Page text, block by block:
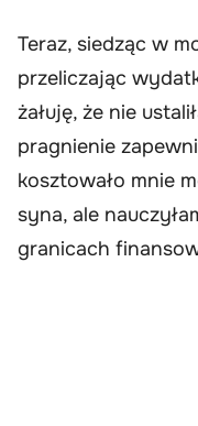
Teraz, siedząc w
przeliczając
żałuję, że nie
pragnienie
kosztowało mnie
syna, ale
granicach